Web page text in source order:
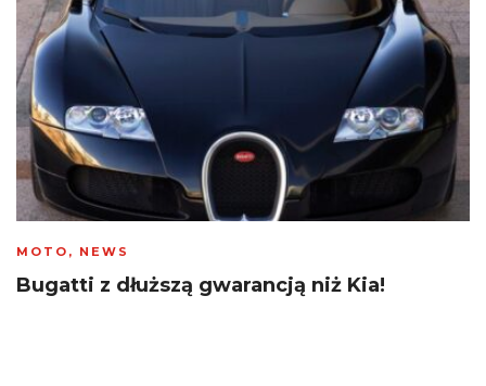
MOTO , NEWS
Bugatti z dłuższą gwarancją niż Kia!